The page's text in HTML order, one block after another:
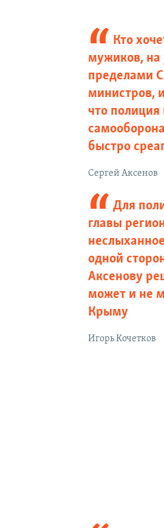
Кто
мужиков, на
пределами
министров,
что полиция
быстро
Сергей Аксенов
Для
главы
одной
Аксенову
может и не
Крыму
Игорь Кочетков